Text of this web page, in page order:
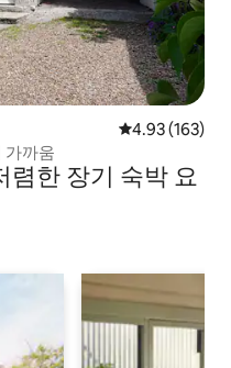
평점 4.93점(5
4.93 (163)
가까움
렴한 장기 숙박 요